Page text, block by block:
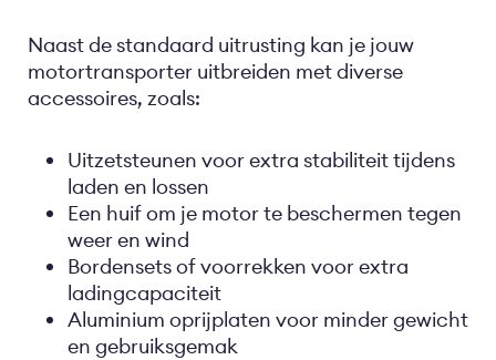
Naast de standaard uitrusting kan je jouw
motortransporter uitbreiden met diverse
accessoires, zoals:
Uitzetsteunen voor extra stabiliteit tijdens
laden en lossen
Een huif om je motor te beschermen tegen
weer en wind
Bordensets of voorrekken voor extra
ladingcapaciteit
Aluminium oprijplaten voor minder gewicht
en gebruiksgemak